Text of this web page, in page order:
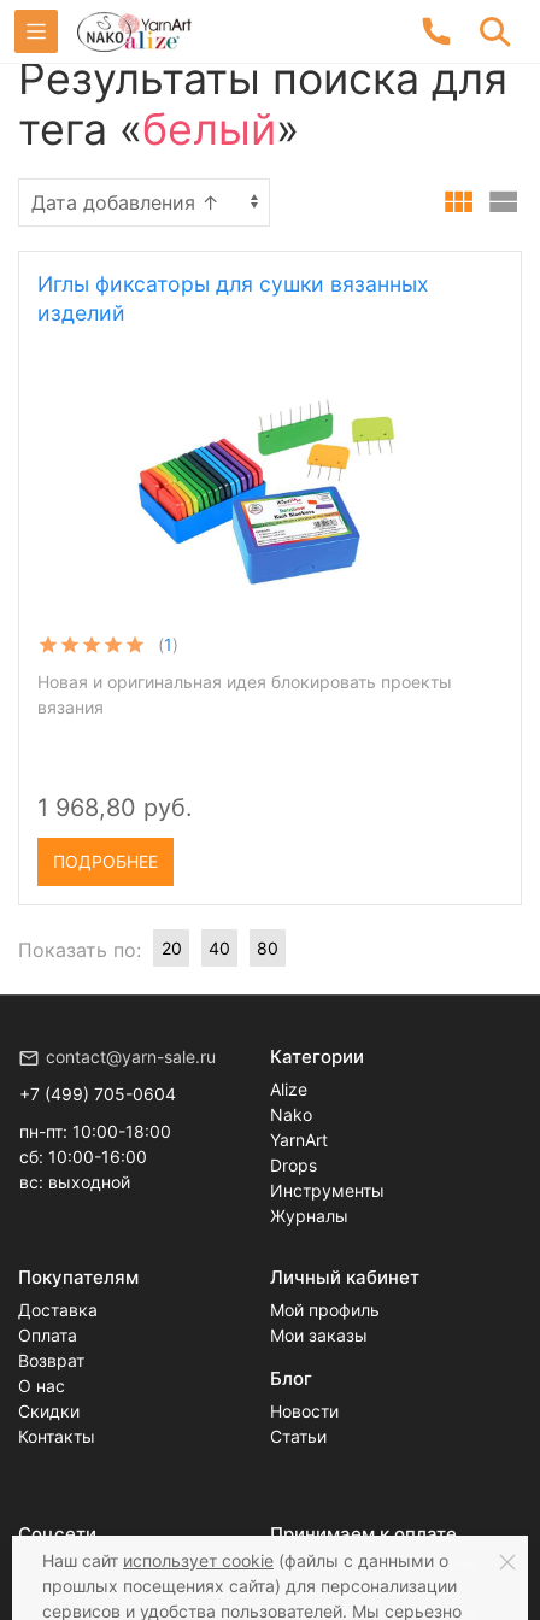
Результаты поиска для
тега «белый»
Иглы фиксаторы для сушки вязанных
изделий
(1)
Новая и оригинальная идея блокировать проекты
вязания
1 968,80 руб.
ПОДРОБНЕЕ
Показать по: 20 40 80
contact@yarn-sale.ru
+7 (499) 705-0604
пн-пт: 10:00-18:00
сб: 10:00-16:00
вс: выходной
Категории
Alize
Nako
YarnArt
Drops
Инструменты
Журналы
Покупателям
Доставка
Оплата
Возврат
О нас
Скидки
Контакты
Личный кабинет
Мой профиль
Мои заказы
Блог
Новости
Статьи
Соцсети Принимаем к оплате
Наш сайт использует cookie (файлы с данными о
прошлых посещениях сайта) для персонализации
сервисов и удобства пользователей. Мы серьезно